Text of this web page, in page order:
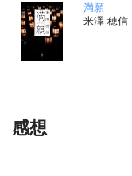
満願
米澤 穂信
感想